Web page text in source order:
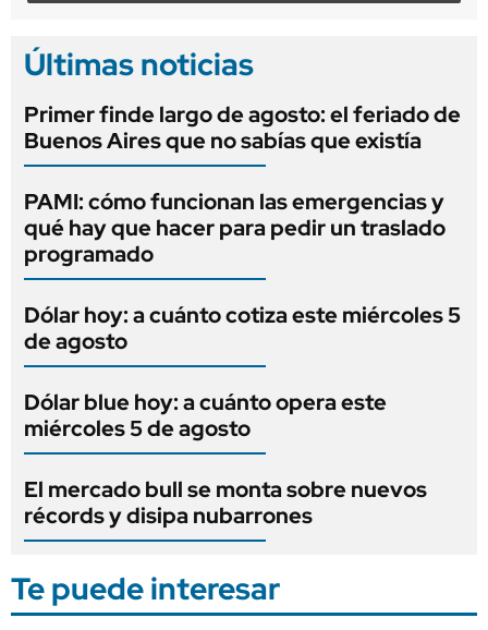
Últimas noticias
Primer finde largo de agosto: el feriado de
Buenos Aires que no sabías que existía
PAMI: cómo funcionan las emergencias y
qué hay que hacer para pedir un traslado
programado
Dólar hoy: a cuánto cotiza este miércoles 5
de agosto
Dólar blue hoy: a cuánto opera este
miércoles 5 de agosto
El mercado bull se monta sobre nuevos
récords y disipa nubarrones
Te puede interesar